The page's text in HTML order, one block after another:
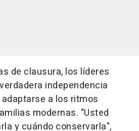
de clausura, los líderes
independencia
a los ritmos
modernas. "Usted
y cuándo conservarla",